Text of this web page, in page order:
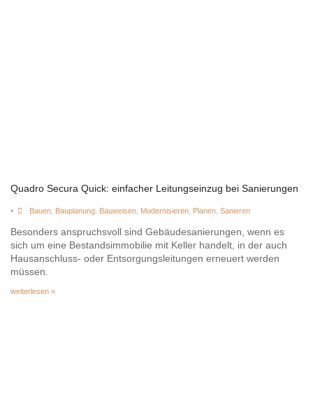
Quadro Secura Quick: einfacher Leitungseinzug bei Sanierungen
• Bauen, Bauplanung, Bauweisen, Modernisieren, Planen, Sanieren
Besonders anspruchsvoll sind Gebäudesanierungen, wenn es
sich um eine Bestandsimmobilie mit Keller handelt, in der auch
Hausanschluss- oder Entsorgungsleitungen erneuert werden
müssen.
weiterlesen »